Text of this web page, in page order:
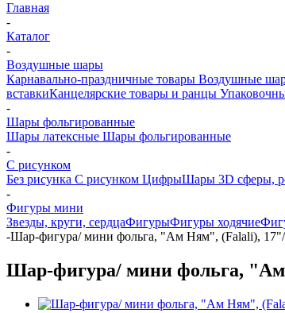
Главная
-
Каталог
-
Воздушные шары
Карнавально-праздничные товары Воздушные
вставкиКанцелярские товары и ранцы
-
Шары фольгированные
Шары латексные Шары фольгированные
-
С рисунком
Без рисунка С рисунком ЦифрыШары 3D сферы,
-
Фигуры мини
Звезды, круги, сердцаФигурыФигуры ходячие
-Шар-фигура/ мини фольга, "Ам Ням", (Falali), 17"/
Шар-фигура/ мини фольга,